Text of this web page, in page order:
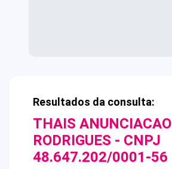
Resultados da consulta:
THAIS ANUNCIACAO
RODRIGUES - CNPJ
48.647.202/0001-56